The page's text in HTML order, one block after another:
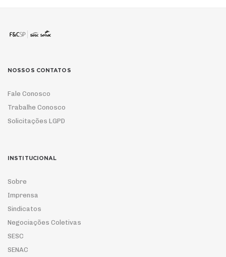
NOSSOS CONTATOS
Fale Conosco
Trabalhe Conosco
Solicitações LGPD
INSTITUCIONAL
Sobre
Imprensa
Sindicatos
Negociações Coletivas
SESC
SENAC